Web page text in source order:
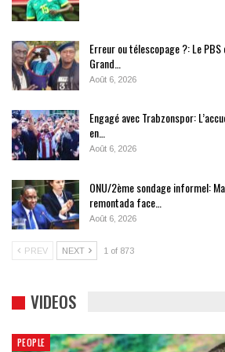
Erreur ou télescopage ?: Le
Grand…
Août 6, 2026
Engagé avec Trabzonspor:
en…
Août 6, 2026
ONU/2ème sondage informel:
remontada face…
Août 6, 2026
PREV NEXT 1 of 873
VIDEOS
PEOPLE